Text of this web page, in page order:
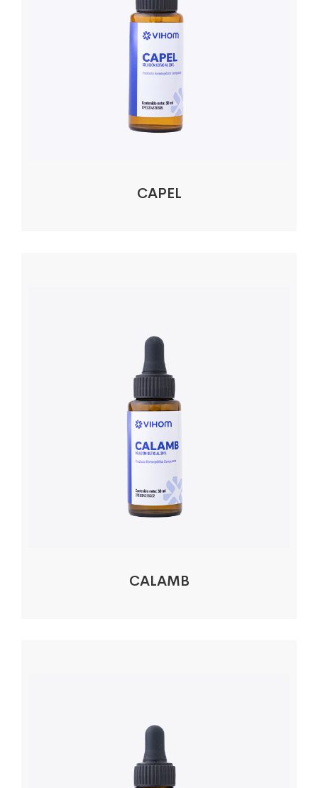
CAPEL
CALAMB